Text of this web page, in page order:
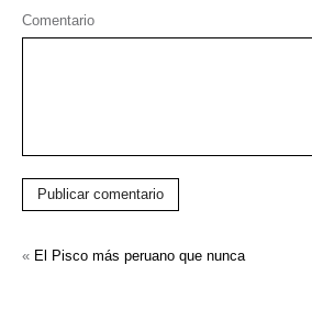
Comentario
Publicar comentario
« El Pisco más peruano que nunca